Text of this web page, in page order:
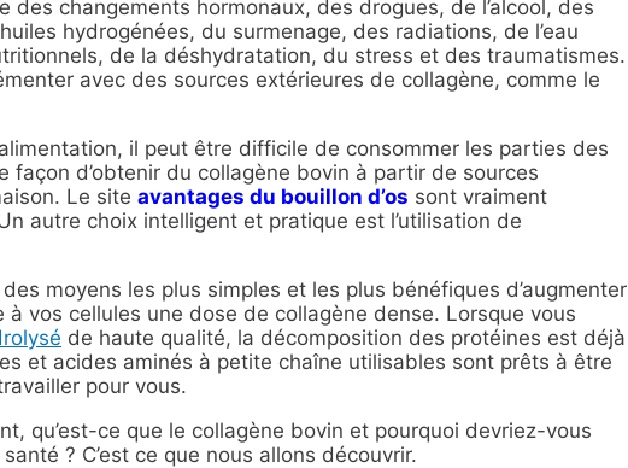
des changements hormonaux, des drogues, de l’alcool, des
hydrogénées, du surmenage, des radiations, de l’eau
de la déshydratation, du stress et des traumatismes.
avec des sources extérieures de collagène, comme le
il peut être difficile de consommer les parties des
façon d’obtenir du collagène bovin à partir de sources
Le site avantages du bouillon d’os sont vraiment
autre choix intelligent et pratique est l’utilisation de
moyens les plus simples et les plus bénéfiques d’augmenter
vos cellules une dose de collagène dense. Lorsque vous
de haute qualité, la décomposition des protéines est déjà
et acides aminés à petite chaîne utilisables sont prêts à être
pour vous.
qu’est-ce que le collagène bovin et pourquoi devriez-vous
? C’est ce que nous allons découvrir.